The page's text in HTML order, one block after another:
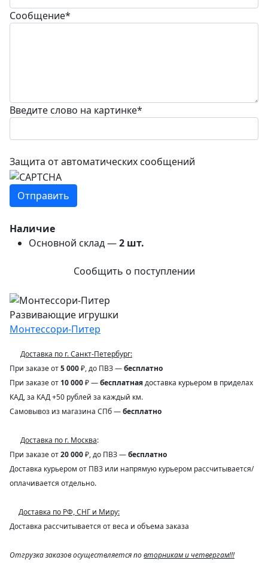
Сообщение*
Введите слово на картинке*
Защита от автоматических сообщений
Наличие
Основной склад —2 шт.
Сообщить о поступлении
Развивающие игрушки
Монтессори-Питер
Доставка по г. Санкт-Петербург:
При заказе от5 000₽, до ПВЗ —бесплатно
При заказе от 10 000₽ —бесплатнаядоставка курьером в приделах
КАД, за КАД +50 рублей за каждый км.
Самовывоз из магазина СПб —бесплатно
Доставка по г. Москва:
При заказе от20 000₽, до ПВЗ —бесплатно
Доставка курьером от ПВЗ или напрямую курьером рассчитывается/
оплачивается отдельно.
Доставка по РФ, СНГ и Миру:
Доставка рассчитывается от веса и объема заказа
Отгрузка заказов осуществляется повторникам и четвергам!!!